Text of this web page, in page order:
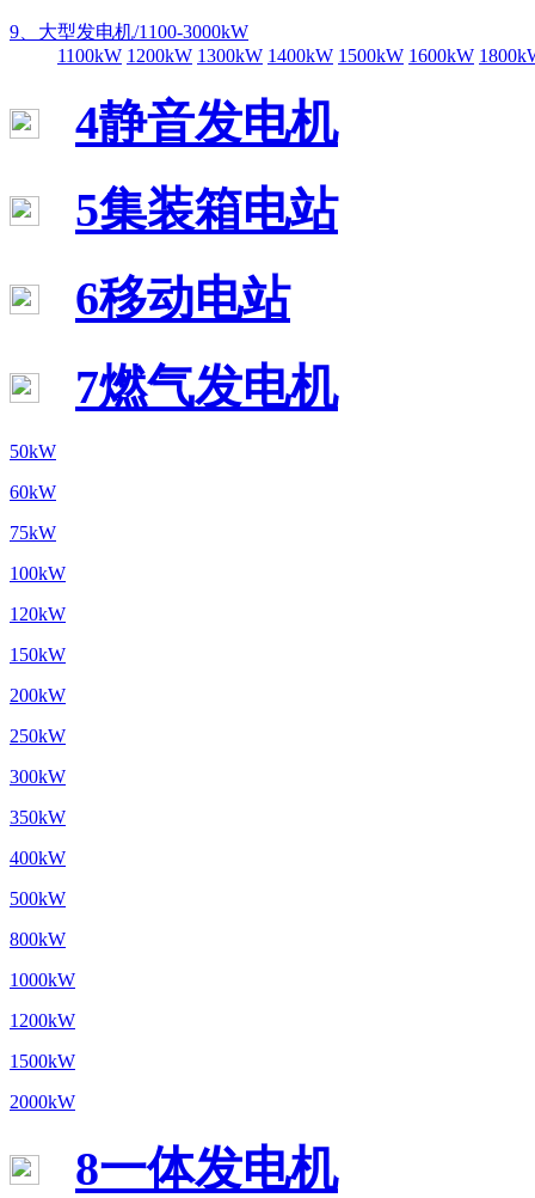
9、大型发电机/1100-3000kW
1100kW 1200kW 1300kW 1400kW 1500kW 1600kW
4静音发电机
5集装箱电站
6移动电站
7燃气发电机
50kW
60kW
75kW
100kW
120kW
150kW
200kW
250kW
300kW
350kW
400kW
500kW
800kW
1000kW
1200kW
1500kW
2000kW
8一体发电机